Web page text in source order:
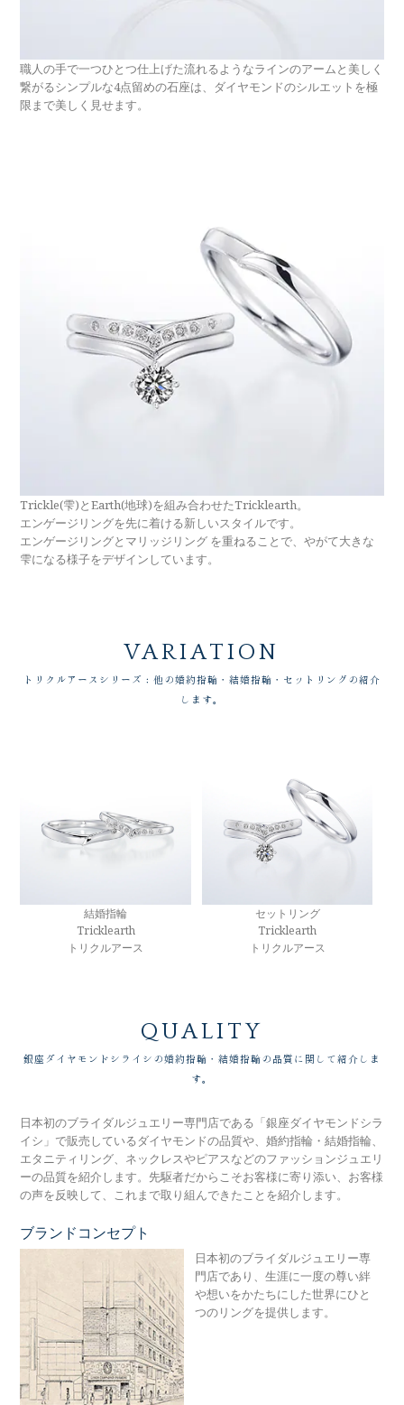
職人の手で一つひとつ仕上げた流れるようなラインのアームと美しく
繋がるシンプルな4点留めの石座は、ダイヤモンドのシルエットを極
限まで美しく見せます。
Trickle(雫)とEarth(地球)を組み合わせたTricklearth。
エンゲージリングを先に着ける新しいスタイルです。
エンゲージリングとマリッジリング を重ねることで、やがて大きな
雫になる様子をデザインしています。
VARIATION
トリクルアースシリーズ：他の婚約指輪・結婚指輪・セットリングの紹介
します。
結婚指輪
Tricklearth
トリクルアース
セットリング
Tricklearth
トリクルアース
QUALITY
銀座ダイヤモンドシライシの婚約指輪・結婚指輪の品質に関して紹介しま
す。
日本初のブライダルジュエリー専門店である「銀座ダイヤモンドシラ
イシ」で販売しているダイヤモンドの品質や、婚約指輪・結婚指輪、
エタニティリング、ネックレスやピアスなどのファッションジュエリ
ーの品質を紹介します。先駆者だからこそお客様に寄り添い、お客様
の声を反映して、これまで取り組んできたことを紹介します。
ブランドコンセプト
日本初のブライダルジュエリー専
門店であり、生涯に一度の尊い絆
や想いをかたちにした世界にひと
つのリングを提供します。